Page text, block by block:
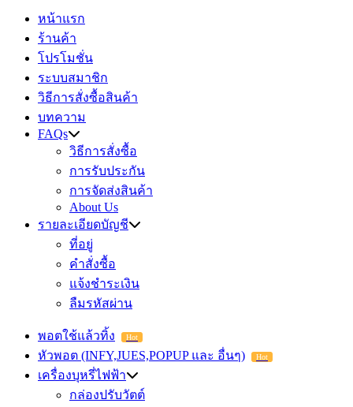
หน้าแรก
ร้านค้า
โปรโมชั่น
ระบบสมาชิก
วิธีการสั่งซื้อสินค้า
บทความ
FAQs
วิธีการสั่งซื้อ
การรับประกัน
การจัดส่งสินค้า
About Us
รายละเอียดบัญชี
ที่อยู่
คำสั่งซื้อ
แจ้งชำระเงิน
ลืมรหัสผ่าน
พอตใช้แล้วทิ้ง Hot
หัวพอต (INFY,JUES,POPUP และ อื่นๆ) Hot
เครื่องบุหรี่ไฟฟ้า
กล่องปรับวัตต์